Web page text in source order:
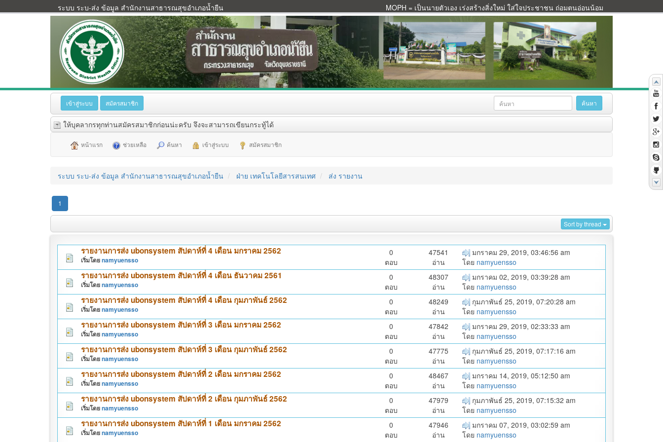
ระบบ ระบ-ส่ง ข้อมูล สำนักงานสาธารณสุขอำเภอน้ำยืน MOPH = เป็นนายตัวเอง เร่งสร้างสิ่งใหม่ ใส่ใจประชาชน ถ่อมตนอ่อนน้อม
เข้าสู่ระบบ สมัครสมาชิก
ให้บุคลากรทุกท่านสมัครสมาชิกก่อนน่ะครับ จึงจะสามารถเขียนกระทู้ได้
หน้าแรก ช่วยเหลือ ค้นหา เข้าสู่ระบบ สมัครสมาชิก
ระบบ ระบ-ส่ง ข้อมูล สำนักงานสาธารณสุขอำเภอน้ำยืน ฝ่าย เทคโนโลยีสารสนเทศ ส่ง รายงาน
1
Sort by thread
รายงานการส่ง ubonsystem สัปดาห์ที่ 4 เดือน มกราคม 2562
เริ่มโดยnamyuensso
0
ตอบ
47541
อ่าน
มกราคม 29, 2019, 03:46:56 am
โดย namyuensso
รายงานการส่ง ubonsystem สัปดาห์ที่ 4 เดือน ธันวาคม 2561
เริ่มโดยnamyuensso
0
ตอบ
48307
อ่าน
มกราคม 02, 2019, 03:39:28 am
โดย namyuensso
รายงานการส่ง ubonsystem สัปดาห์ที่ 4 เดือน กุมภาพันธ์ 2562
เริ่มโดยnamyuensso
0
ตอบ
48249
อ่าน
กุมภาพันธ์ 25, 2019, 07:20:28 am
โดย namyuensso
รายงานการส่ง ubonsystem สัปดาห์ที่ 3 เดือน มกราคม 2562
เริ่มโดยnamyuensso
0
ตอบ
47842
อ่าน
มกราคม 29, 2019, 02:33:33 am
โดย namyuensso
รายงานการส่ง ubonsystem สัปดาห์ที่ 3 เดือน กุมภาพันธ์ 2562
เริ่มโดยnamyuensso
0
ตอบ
47775
อ่าน
กุมภาพันธ์ 25, 2019, 07:17:16 am
โดย namyuensso
รายงานการส่ง ubonsystem สัปดาห์ที่ 2 เดือน มกราคม 2562
เริ่มโดยnamyuensso
0
ตอบ
48467
อ่าน
มกราคม 14, 2019, 05:12:50 am
โดย namyuensso
รายงานการส่ง ubonsystem สัปดาห์ที่ 2 เดือน กุมภาพันธ์ 2562
เริ่มโดยnamyuensso
0
ตอบ
47979
อ่าน
กุมภาพันธ์ 25, 2019, 07:15:32 am
โดย namyuensso
รายงานการส่ง ubonsystem สัปดาห์ที่ 1 เดือน มกราคม 2562
เริ่มโดยnamyuensso
0
ตอบ
47946
อ่าน
มกราคม 07, 2019, 03:02:59 am
โดย namyuensso